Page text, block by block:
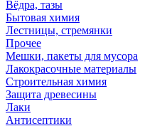
Вёдра, тазы
Бытовая химия
Лестницы, стремянки
Прочее
Мешки, пакеты для мусора
Лакокрасочные материалы
Строительная химия
Защита древесины
Лаки
Антисептики